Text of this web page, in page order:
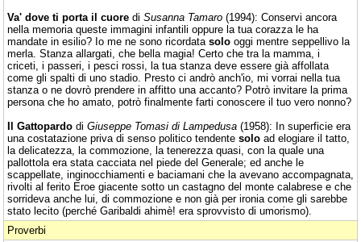
Va' dove ti porta il cuore di Susanna Tamaro (1994): Conservi ancora
nella memoria queste immagini infantili oppure la tua corazza le ha
mandate in esilio? Io me ne sono ricordata solo oggi mentre seppellivo la
merla. Stanza allargati, che bella magia! Certo che tra la mamma, i
criceti, i passeri, i pesci rossi, la tua stanza deve essere già affollata
come gli spalti di uno stadio. Presto ci andrò anch'io, mi vorrai nella tua
stanza o ne dovrò prendere in affitto una accanto? Potrò invitare la prima
persona che ho amato, potrò finalmente farti conoscere il tuo vero nonno?
Il Gattopardo di Giuseppe Tomasi di Lampedusa (1958): In superficie era
una costatazione priva di senso politico tendente solo ad elogiare il tatto,
la delicatezza, la commozione, la tenerezza quasi, con la quale una
pallottola era stata cacciata nel piede del Generale; ed anche le
scappellate, inginocchiamenti e baciamani che la avevano accompagnata,
rivolti al ferito Eroe giacente sotto un castagno del monte calabrese e che
sorrideva anche lui, di commozione e non già per ironia come gli sarebbe
stato lecito (perché Garibaldi ahimè! era sprovvisto di umorismo).
Proverbi